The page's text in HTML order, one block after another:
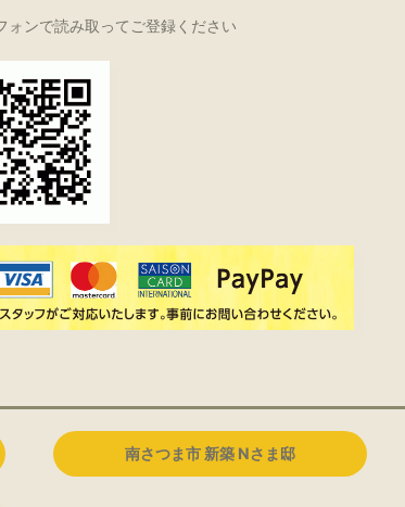
ォンで読み取ってご登録ください
南さつま市 新築 Nさま邸